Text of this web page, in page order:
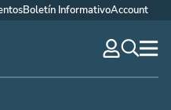
Boletín InformativoAccount